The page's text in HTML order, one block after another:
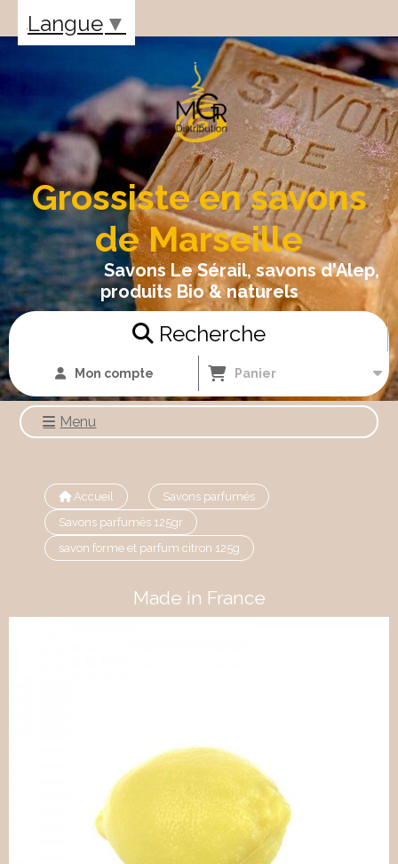
Grossiste en savons
de Marseille
Savons Le Sérail, savons d'Alep,
produits Bio & naturels
Recherche
Mon compte Panier
Menu
Accueil
Savons parfumés
Savons parfumés 125gr
savon forme et parfum citron 125g
Made in France
Langue ▼